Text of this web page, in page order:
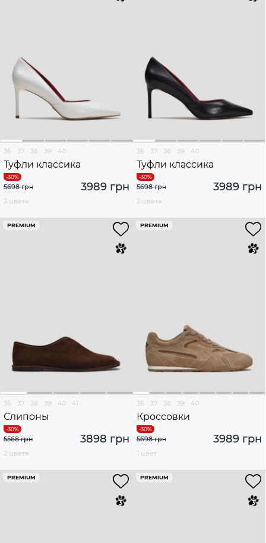
36 37 38 39 40
Туфли классика
3989 грн
5698 грн
3 цвета
36 37 38 39 40
Туфли классика
3989 грн
5698 грн
3 цвета
PREMIUM
36 37 38 39 40 41
Слипоны
3898 грн
5568 грн
2 цвета
PREMIUM
36 37 38 39 40
Кроссовки
3989 грн
5698 грн
1 цвет
PREMIUM PREMIUM